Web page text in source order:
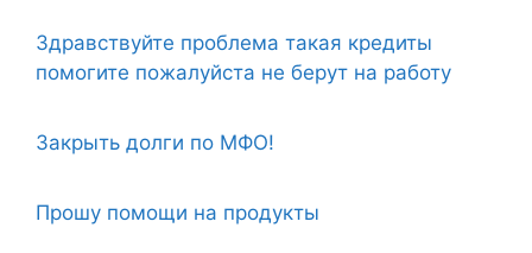
Здравствуйте проблема такая кредиты
помогите пожалуйста не берут на работу
Закрыть долги по МФО!
Прошу помощи на продукты